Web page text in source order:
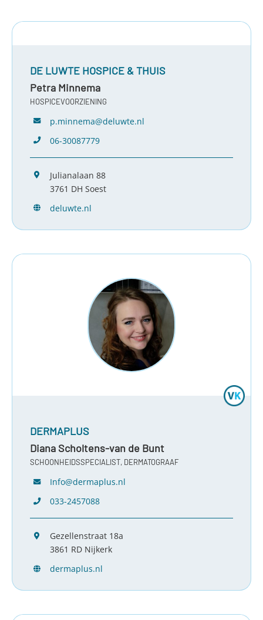
DE LUWTE HOSPICE & THUIS
Petra Minnema
HOSPICEVOORZIENING
p.minnema@deluwte.nl
06-30087779
Julianalaan 88
3761 DH Soest
deluwte.nl
DERMAPLUS
Diana Scholtens-van de Bunt
SCHOONHEIDSSPECIALIST, DERMATOGRAAF
Info@dermaplus.nl
033-2457088
Gezellenstraat 18a
3861 RD Nijkerk
dermaplus.nl